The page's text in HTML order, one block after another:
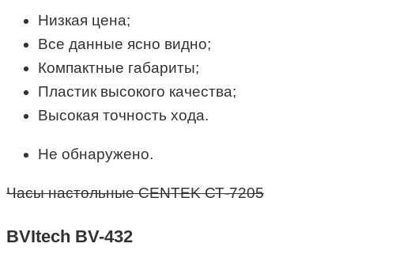
Низкая цена;
Все данные ясно видно;
Компактные габариты;
Пластик высокого качества;
Высокая точность хода.
Не обнаружено.
Часы настольные CENTEK СТ-7205
BVItech BV-432